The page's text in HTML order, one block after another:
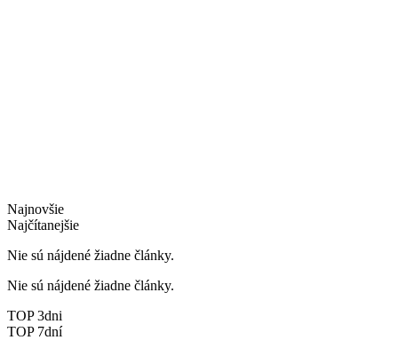
Najnovšie
Najčítanejšie
Nie sú nájdené žiadne články.
Nie sú nájdené žiadne články.
TOP 3dni
TOP 7dní